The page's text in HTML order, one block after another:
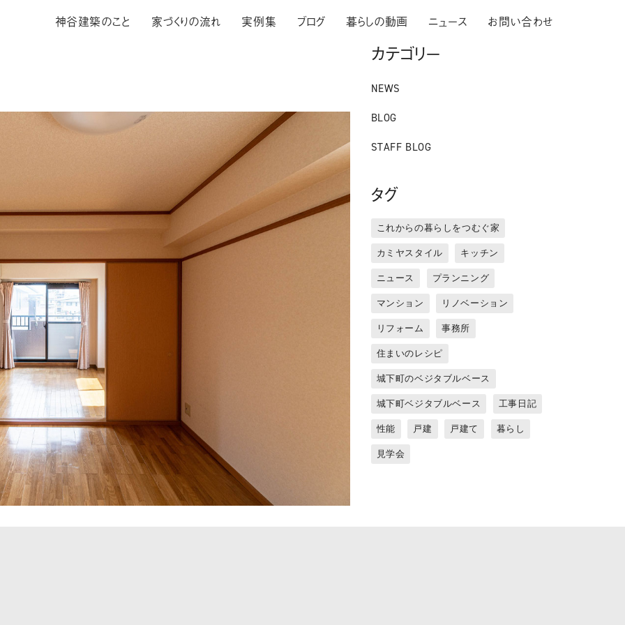
神谷建築のこと 家づくりの流れ 実例集 ブログ 暮らしの動画 ニュース お問い合わせ
カテゴリー
NEWS
BLOG
STAFF BLOG
タグ
これからの暮らしをつむぐ家
カミヤスタイル キッチン
ニュース プランニング
マンション リノベーション
リフォーム 事務所
住まいのレシピ
城下町のベジタブルベース
城下町ベジタブルベース 工事日記
性能 戸建 戸建て 暮らし
見学会